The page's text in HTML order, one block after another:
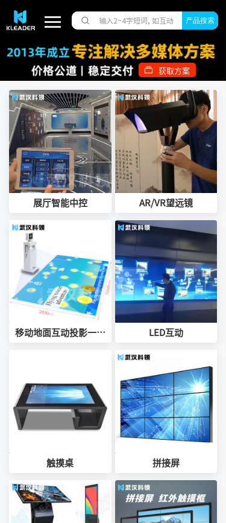
产品搜索
获取方案
展厅智能中控 AR/VR望远镜
移动地面互动投影一体
LED互动
触摸桌 拼接屏